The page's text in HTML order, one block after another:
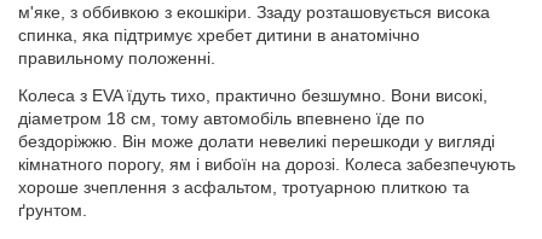
м'яке, з оббивкою з екошкіри. Ззаду розташовується висока
спинка, яка підтримує хребет дитини в анатомічно
правильному положенні.
Колеса з EVA їдуть тихо, практично безшумно. Вони високі,
діаметром 18 см, тому автомобіль впевнено їде по
бездоріжжю. Він може долати невеликі перешкоди у вигляді
кімнатного порогу, ям і вибоїн на дорозі. Колеса забезпечують
хороше зчеплення з асфальтом, тротуарною плиткою та
ґрунтом.